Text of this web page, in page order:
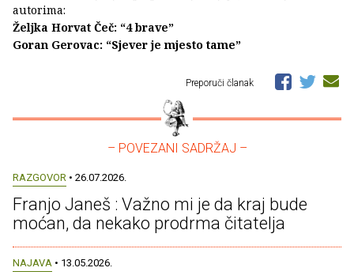
autorima:
Željka Horvat Čeč: “4 brave”
Goran Gerovac: “Sjever je mjesto tame”
Preporuči članak
– POVEZANI SADRŽAJ –
RAZGOVOR • 26.07.2026.
Franjo Janeš : Važno mi je da kraj bude
moćan, da nekako prodrma čitatelja
NAJAVA • 13.05.2026.